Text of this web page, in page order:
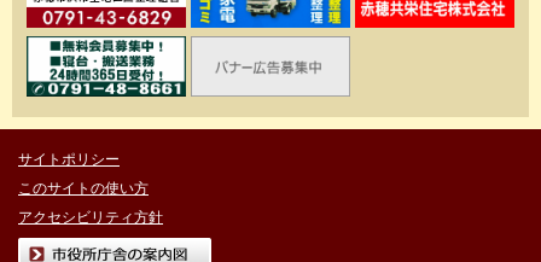
サイトポリシー
このサイトの使い方
アクセシビリティ方針
市役所庁舎の案内図